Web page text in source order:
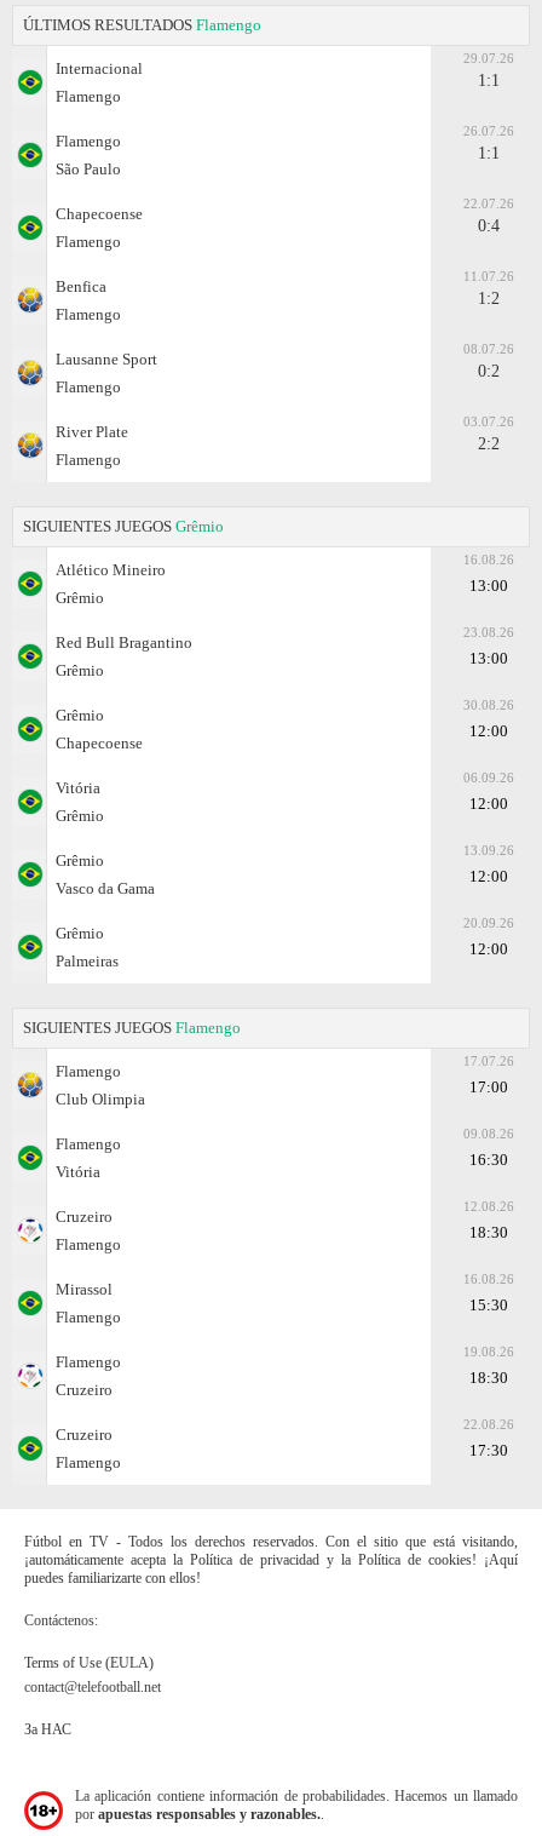
ÚLTIMOS RESULTADOS Flamengo
Internacional
Flamengo
29.07.26
1:1
Flamengo
São Paulo
26.07.26
1:1
Chapecoense
Flamengo
22.07.26
0:4
Benfica
Flamengo
11.07.26
1:2
Lausanne Sport
Flamengo
08.07.26
0:2
River Plate
Flamengo
03.07.26
2:2
SIGUIENTES JUEGOS Grêmio
Atlético Mineiro
Grêmio
16.08.26
13:00
Red Bull Bragantino
Grêmio
23.08.26
13:00
Grêmio
Chapecoense
30.08.26
12:00
Vitória
Grêmio
06.09.26
12:00
Grêmio
Vasco da Gama
13.09.26
12:00
Grêmio
Palmeiras
20.09.26
12:00
SIGUIENTES JUEGOS Flamengo
Flamengo
Club Olimpia
17.07.26
17:00
Flamengo
Vitória
09.08.26
16:30
Cruzeiro
Flamengo
12.08.26
18:30
Mirassol
Flamengo
16.08.26
15:30
Flamengo
Cruzeiro
19.08.26
18:30
Cruzeiro
Flamengo
22.08.26
17:30
Fútbol en TV - Todos los derechos reservados. Con el sitio que está visitando,
¡automáticamente acepta la Política de privacidad y la Política de cookies! ¡Aquí
puedes familiarizarte con ellos!
Contáctenos:
Terms of Use (EULA)
contact@telefootball.net
За НАС
La aplicación contiene información de probabilidades. Hacemos un llamado
por apuestas responsables y razonables.